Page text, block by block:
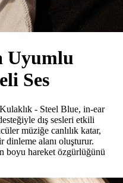
Uyumlu
Ses
- Steel Blue, in-ear
dış sesleri etkili
müziğe canlılık katar,
dinleme alanı oluşturur.
boyu hareket özgürlüğünü